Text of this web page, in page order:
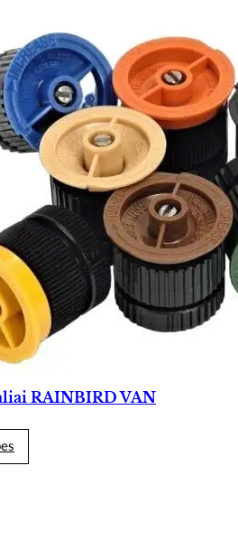
RAINBIRD VAN